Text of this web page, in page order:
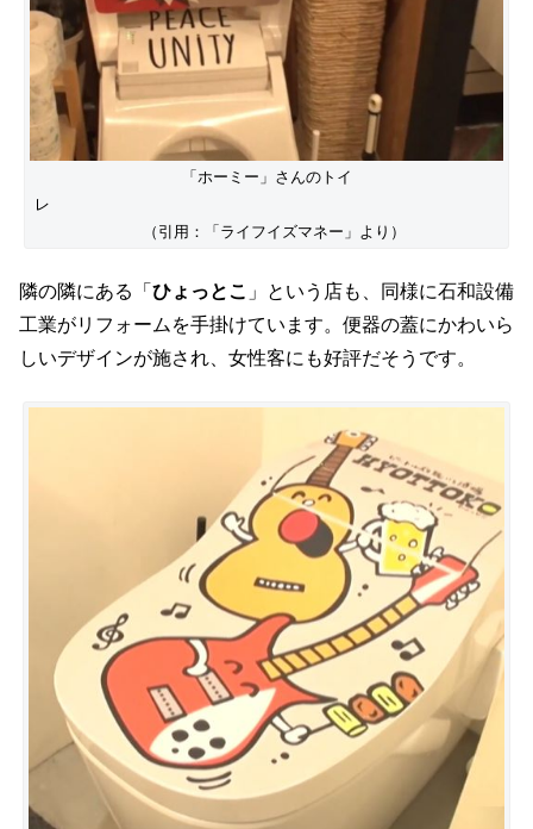
「ホーミー」さんのトイ
レ
（引用：「ライフイズマネー」より）
隣の隣にある「 ひょっとこ 」という店も、同様に石和設備
工業がリフォームを手掛けています。便器の蓋にかわいら
しいデザインが施され、女性客にも好評だそうです。